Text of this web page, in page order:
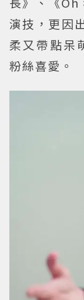
演技，更因
柔又帶點呆
粉絲喜愛。